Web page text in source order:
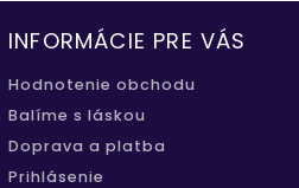
INFORMÁCIE PRE VÁS
Hodnotenie obchodu
Balíme s láskou
Doprava a platba
Prihlásenie